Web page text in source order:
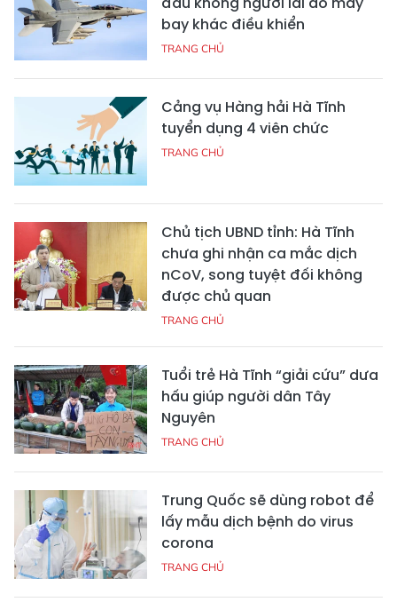
bay khác điều khiển
TRANG CHỦ
Cảng vụ Hàng hải Hà Tĩnh
tuyển dụng 4 viên chức
TRANG CHỦ
Chủ tịch UBND tỉnh: Hà Tĩnh
chưa ghi nhận ca mắc dịch
nCoV, song tuyệt đối không
được chủ quan
TRANG CHỦ
Tuổi trẻ Hà Tĩnh “giải cứu” dưa
hấu giúp người dân Tây
Nguyên
TRANG CHỦ
Trung Quốc sẽ dùng robot để
lấy mẫu dịch bệnh do virus
corona
TRANG CHỦ